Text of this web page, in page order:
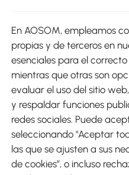
Métodos de Pago
Envíos
En AOSOM, empleamos
propias y de terceros en
esenciales para el
mientras que otras son
evaluar el uso del sitio
y respaldar funciones
redes sociales. Puede
seleccionando "Aceptar
las que se ajusten a sus
de cookies”, o incluso